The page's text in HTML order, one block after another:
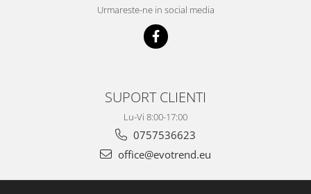
Urmareste-ne in social media
SUPORT CLIENTI
Lu-Vi 8:00-17:00
0757536623
office@evotrend.eu